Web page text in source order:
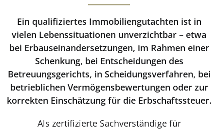
Ein qualifiziertes Immobiliengutachten ist in
vielen Lebenssituationen unverzichtbar – etwa
bei Erbauseinandersetzungen, im Rahmen einer
Schenkung, bei Entscheidungen des
Betreuungsgerichts, in Scheidungsverfahren, bei
betrieblichen Vermögensbewertungen oder zur
korrekten Einschätzung für die Erbschaftssteuer.
Als zertifizierte Sachverständige für